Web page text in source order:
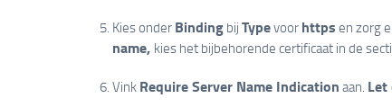
Kies onder Binding bij Typevoor https en zorg
name, kies het bijbehorende certificaat in de
Vink Require Server Name Indication aan. Let